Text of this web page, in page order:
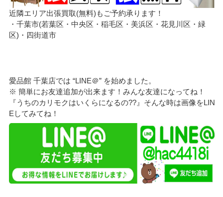
近隣エリア出張買取(無料)もご予約承ります！
・千葉市(若葉区・中央区・稲毛区・美浜区・花見川区・緑
区)・四街道市
愛品館 千葉店では “LINE＠” を始めました。
※ 簡単にお友達追加が出来ます！みんな友達になってね！
『うちのカリモクはいくらになるの??』そんな時は画像をLIN
Eしてみてね！